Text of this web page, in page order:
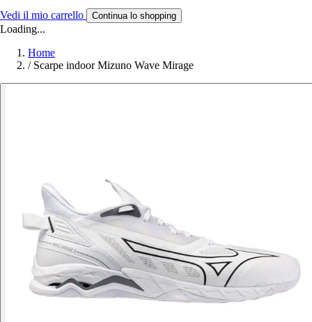
Vedi il mio carrello Continua lo shopping
Loading...
Home
/ Scarpe indoor Mizuno Wave Mirage